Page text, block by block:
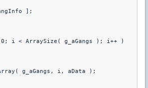
];
i < ArraySize( g_aGangs ); i++ )
g_aGangs, i, aData );